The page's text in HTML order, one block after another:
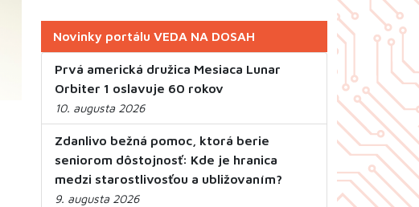
Novinky portálu VEDA NA DOSAH
Prvá americká družica Mesiaca Lunar
Orbiter 1 oslavuje 60 rokov
10. augusta 2026
Zdanlivo bežná pomoc, ktorá berie
seniorom dôstojnosť: Kde je hranica
medzi starostlivosťou a ubližovaním?
9. augusta 2026